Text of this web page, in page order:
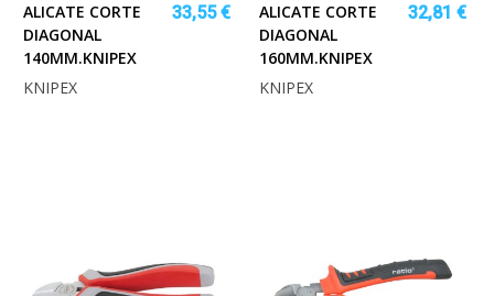
ALICATE CORTE
DIAGONAL
140MM.KNIPEX
33,55 €
KNIPEX
ALICATE CORTE
DIAGONAL
160MM.KNIPEX
32,81 €
KNIPEX